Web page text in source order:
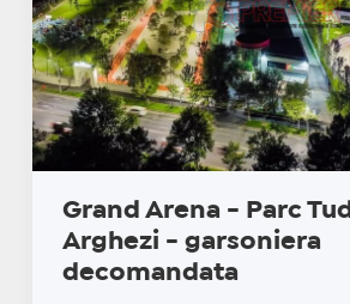
Grand Arena - Parc
Arghezi - garsoniera
decomandata